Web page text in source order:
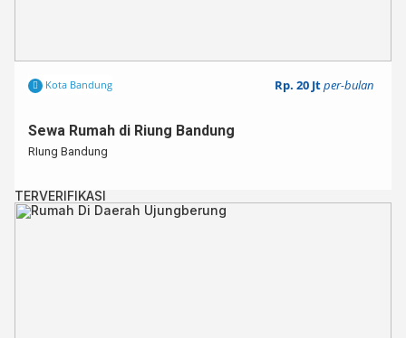
Kota Bandung Rp. 20 Jtper-bulan
Sewa Rumah di Riung Bandung
RIung Bandung
TERVERIFIKASI